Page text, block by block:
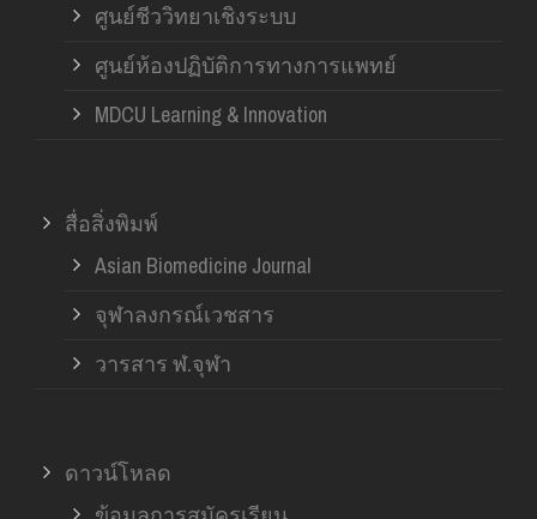
ศูนย์ชีววิทยาเชิงระบบ
ศูนย์ห้องปฏิบัติการทางการแพทย์
MDCU Learning & Innovation
สื่อสิ่งพิมพ์
Asian Biomedicine Journal
จุฬาลงกรณ์เวชสาร
วารสาร ฬ.จุฬา
ดาวน์โหลด